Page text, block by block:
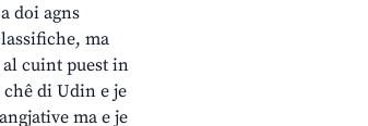
doi agns
ma
al cuint puest in
di Udin e je
ma e je